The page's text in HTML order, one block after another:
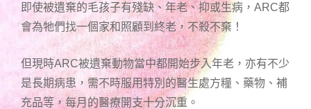
即使被遺棄的毛孩子有殘缺、年老、抑或生病，ARC都
會為牠們找一個家和照顧到終老，不殺不棄！
但現時ARC被遺棄動物當中都開始步入年老，亦有不少
是長期病患，需不時服用特別的醫生處方糧、藥物、補
充品等，每月的醫療開支十分沉重。